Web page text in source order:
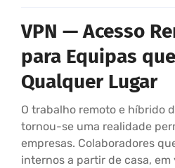
VPN — Acesso
para Equipas
Qualquer Lugar
O trabalho remoto e híbrido
tornou-se uma realidade
empresas. Colaboradores
internos a partir de casa,